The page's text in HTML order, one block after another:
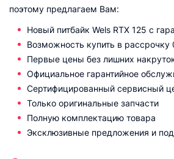
поэтому предлагаем Вам:
Новый питбайк Wels RTX 125 с
Возможность купить в
Первые цены без лишних
Официальное гарантийное
Сертифицированный сервисный
Только оригинальные запчасти
Полную комплектацию товара
Эксклюзивные предложения и